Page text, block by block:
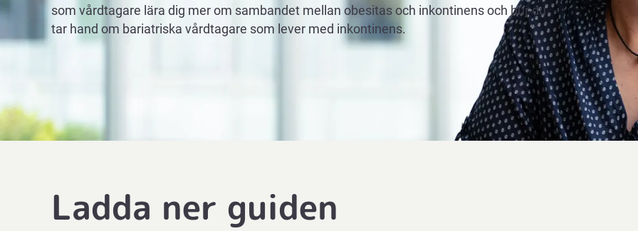
som vårdtagare lära dig mer om sambandet mellan obesitas och inkontinens och hur du
tar hand om bariatriska vårdtagare som lever med inkontinens.
Ladda ner guiden